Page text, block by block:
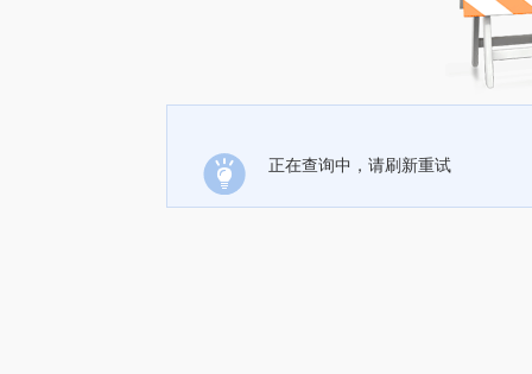
正在查询中，请刷新重试